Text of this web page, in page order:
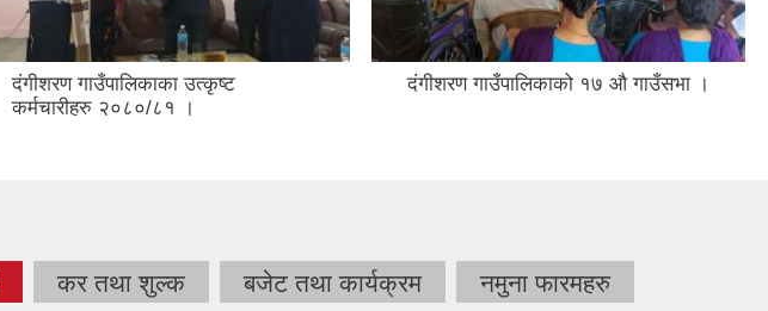
दंगीशरण गाउँपालिकाका उत्कृष्ट
कर्मचारीहरु २०८०/८१ ।
दंगीशरण गाउँपालिकाको १७ औ गाउँसभा ।
कर तथा शुल्क बजेट तथा कार्यक्रम नमुना फारमहरु